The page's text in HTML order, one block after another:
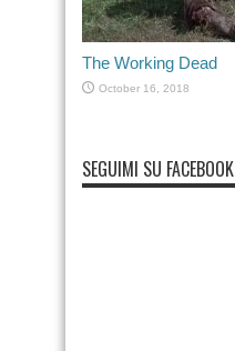
The Working Dead
October 16, 2018
SEGUIMI SU FACEBOOK